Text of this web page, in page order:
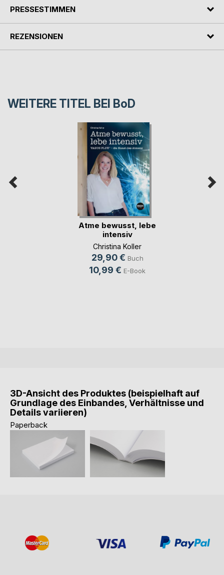
PRESSESTIMMEN
REZENSIONEN
WEITERE TITEL BEI BoD
Atme bewusst, lebe
intensiv
Christina Koller
29,90 € Buch
10,99 € E-Book
3D-Ansicht des Produktes (beispielhaft auf
Grundlage des Einbandes, Verhältnisse und
Details variieren)
Paperback